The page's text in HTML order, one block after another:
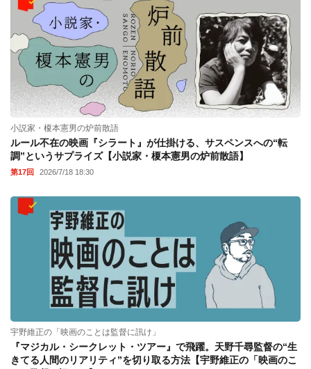
小説家・榎本憲男の炉前散語
ルール不在の映画『シラート』が仕掛ける、サスペンスへの“転
調”というサプライズ【小説家・榎本憲男の炉前散語】
第17回 2026/7/18 18:30
宇野維正の「映画のことは監督に訊け」
『マジカル・シークレット・ツアー』で飛躍。天野千尋監督の“生
きてる人間のリアリティ”を切り取る方法【宇野維正の「映画のこ